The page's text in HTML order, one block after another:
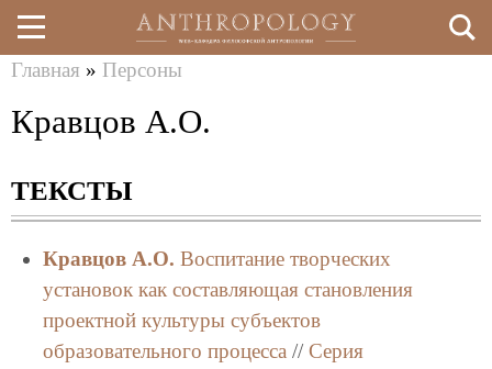
Перейти
к
содержанию
здесь
Главная » Персоны
Кравцов А.О.
ТЕКСТЫ
Кравцов А.О. Воспитание творческих
установок как составляющая становления
проектной культуры субъектов
образовательного процесса// Серия